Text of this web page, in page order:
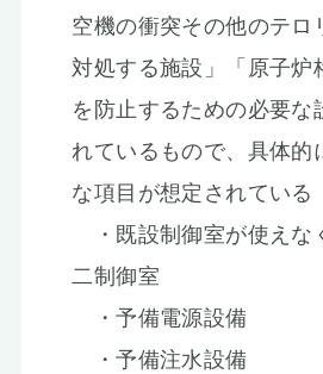
空機の衝突その他のテロ
対処する施設」「原子炉
を防止するための必要な
れているもので、具体的
な項目が想定されている
・既設制御室が使えな
二制御室
・予備電源設備
・予備注水設備